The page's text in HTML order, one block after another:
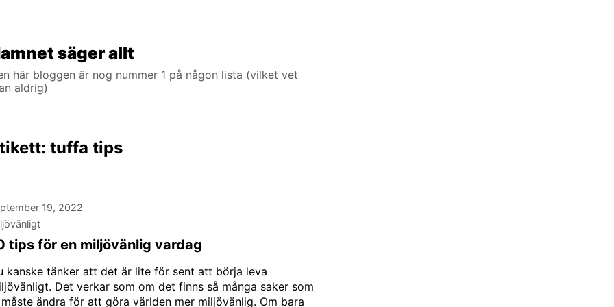
säger allt
här bloggen är nog nummer 1 på någon lista (vilket vet
aldrig)
tuffa tips
19, 2022
tips för en miljövänlig vardag
kanske tänker att det är lite för sent att börja leva
Det verkar som om det finns så många saker som
ändra för att göra världen mer miljövänlig. Om bara